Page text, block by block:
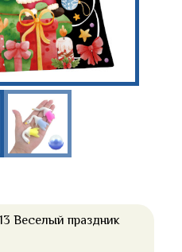
Веселый праздник